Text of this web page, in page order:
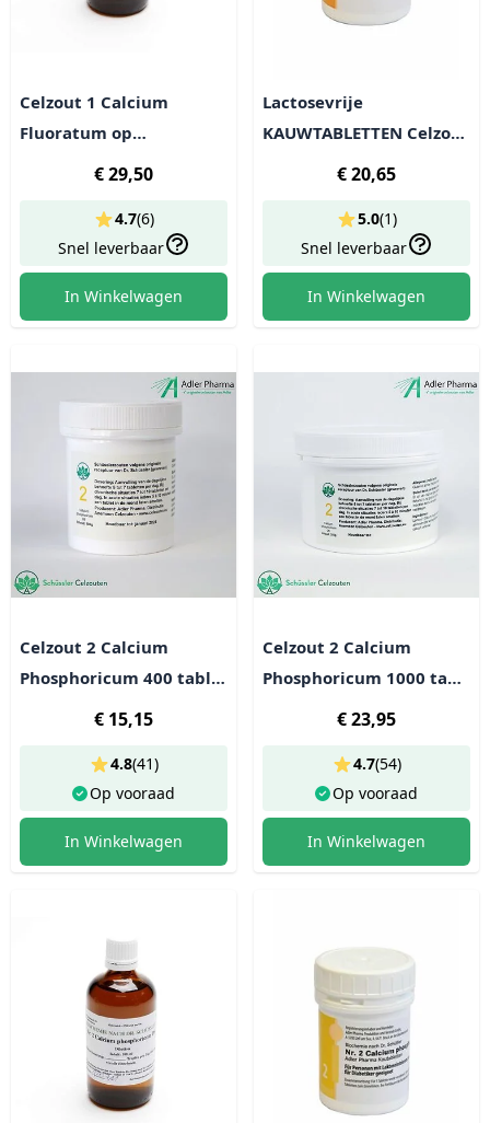
Celzout 1 Calcium
Fluoratum op
alcoholbasis - lactosevrij
€ 29,50
Snel leverbaar
4.7(6)
In Winkelwagen
Lactosevrije
KAUWTABLETTEN Celzout
1 Calcium Fluoratum -
€ 20,65
Snel leverbaar
5.0(1)
In Winkelwagen
Celzout 2 Calcium
Phosphoricum 400 tabl
€ 15,15
Op vooraad
4.8(41)
In Winkelwagen
Celzout 2 Calcium
Phosphoricum 1000 tabl
€ 23,95
Op vooraad
4.7(54)
In Winkelwagen